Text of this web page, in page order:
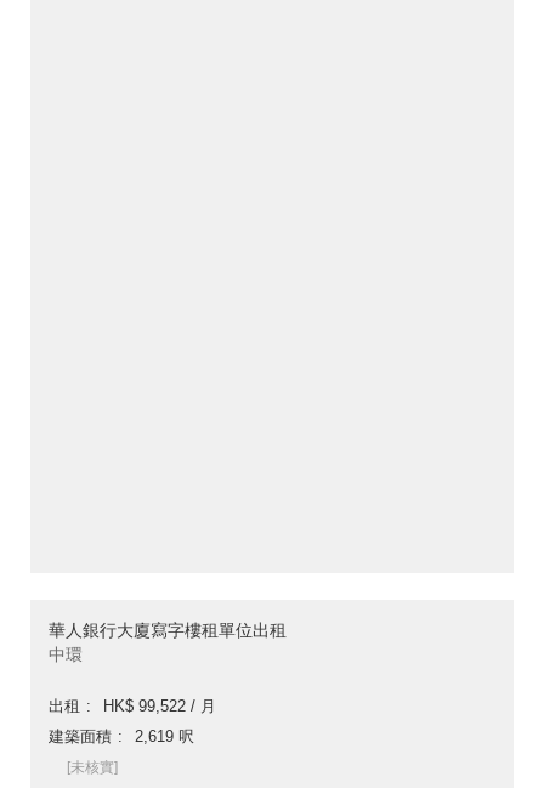
華人銀行大廈寫字樓租單位出租
中環
出租
HK$ 99,522 / 月
建築面積
2,619 呎
[未核實]